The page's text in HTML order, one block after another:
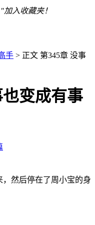
入收藏夹！
手 > 正文 第345章 没事
变成有事
然后停在了周小宝的身